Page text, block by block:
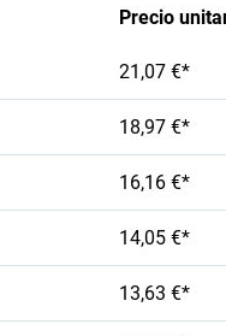
Precio
21,07 €*
18,97 €*
16,16 €*
14,05 €*
13,63 €*